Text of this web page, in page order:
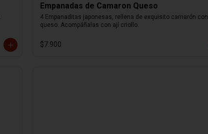
Empanadas de Camaron Queso
4 Empanaditas japonesas, rellena de exquisito camarón con
queso. Acompáñalas con ají criollo.
$7.900